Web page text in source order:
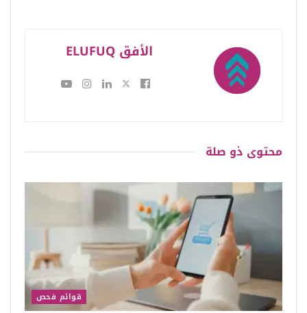
الأفق ELUFUQ
محتوى ذو صلة
قوائم فحص